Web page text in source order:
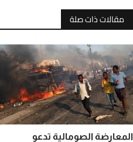
مقالات ذات صلة
المعارضة الصومالية تدعو